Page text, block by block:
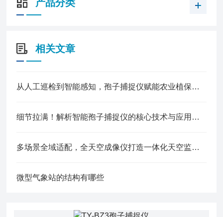
产品分类
相关文章
从人工巡检到智能感知，孢子捕捉仪赋能农业植保新升级
细节拉满！解析智能孢子捕捉仪的核心技术与应用价值
多场景全域适配，全天空成像仪打造一体化天空监测解决方案
微型气象站的结构有哪些